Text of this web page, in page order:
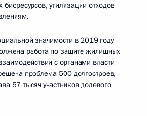
биоресурсов, утилизации отходов
значимости в 2019 году
работа по защите жилищных
с органами власти
проблема 500 долгостроев,
57 тысяч участников долевого